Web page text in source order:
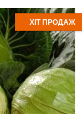
ХІТ ПРОДАЖ